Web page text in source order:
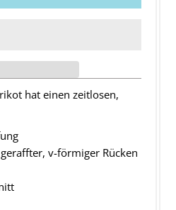
hat einen zeitlosen,
v-förmiger Rücken